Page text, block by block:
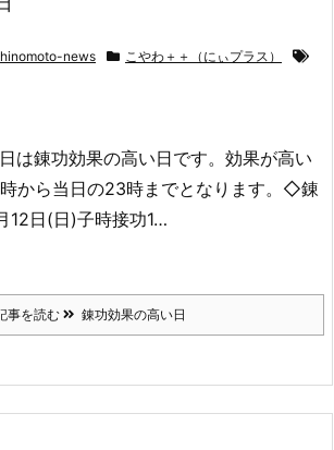
hinomoto-news
こやわ＋＋（にぃプラス）
は錬功効果の高い日です。効果が高い
から当日の23時までとなります。◇錬
12日(日)子時接功1…
事を読む 錬功効果の高い日